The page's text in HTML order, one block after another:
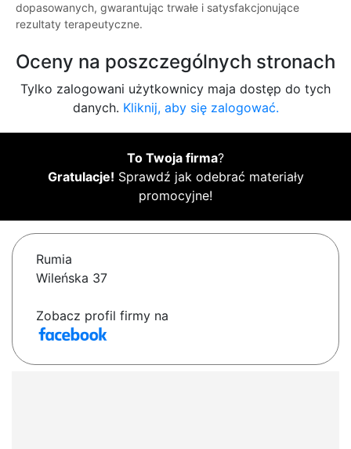
dopasowanych, gwarantując trwałe i satysfakcjonujące
rezultaty terapeutyczne.
Oceny na poszczególnych stronach
Tylko zalogowani użytkownicy maja dostęp do tych
danych. Kliknij, aby się zalogować.
To Twoja firma?
Gratulacje! Sprawdź jak odebrać materiały
promocyjne!
Rumia
Wileńska 37
Zobacz profil firmy na